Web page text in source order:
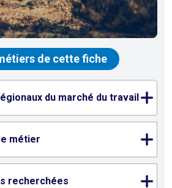
de cette fiche
du marché du travail
métier
recherchées